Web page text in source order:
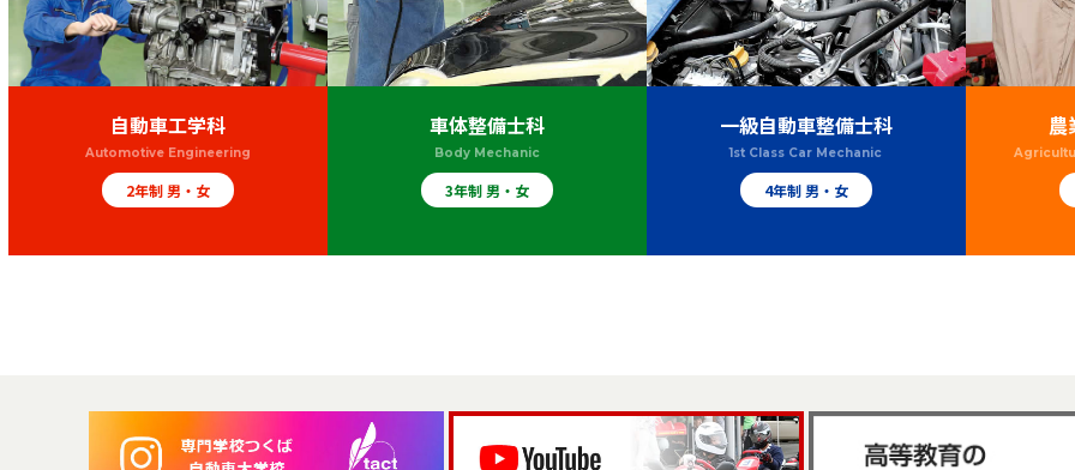
自動車工学科
Automotive Engineering
2年制 男・女
車体整備士科
Body Mechanic
3年制 男・女
一級自動車整備士科
1st Class Car Mechanic
4年制 男・女
農